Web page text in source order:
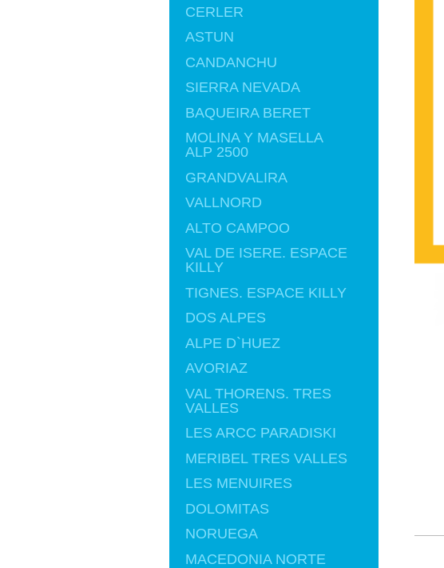
CERLER
ASTUN
CANDANCHU
SIERRA NEVADA
BAQUEIRA BERET
MOLINA Y MASELLA
ALP 2500
GRANDVALIRA
VALLNORD
ALTO CAMPOO
VAL DE ISERE. ESPACE
KILLY
TIGNES. ESPACE KILLY
DOS ALPES
ALPE D`HUEZ
AVORIAZ
VAL THORENS. TRES
VALLES
LES ARCC PARADISKI
MERIBEL TRES VALLES
LES MENUIRES
DOLOMITAS
NORUEGA
MACEDONIA NORTE